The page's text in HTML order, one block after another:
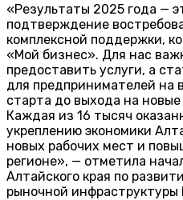
«Результаты 2025 года —
подтверждение
комплексной поддержки,
«Мой бизнес». Для нас
предоставить услуги, а
для предпринимателей на
старта до выхода на
Каждая из 16 тысяч
укреплению экономики
новых рабочих мест и
регионе», — отметила
Алтайского края по
рыночной инфраструктуры